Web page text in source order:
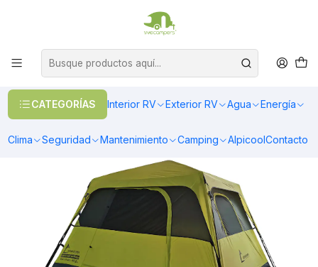
CATEGORÍAS Interior RV Exterior RV Agua Energía
Clima Seguridad Mantenimiento Camping AlpicoolContacto
OFERTAS EN CALEFACCIÓN DIESEL